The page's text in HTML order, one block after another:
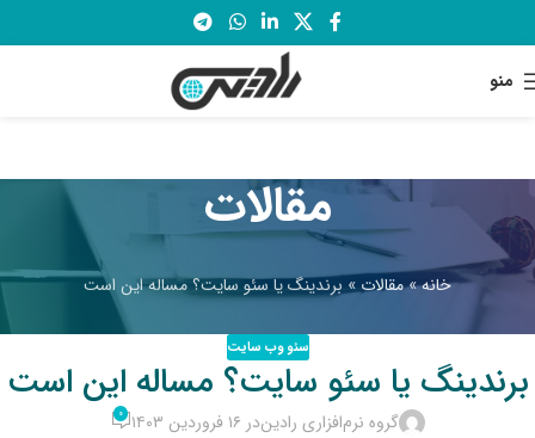
منو
مقالات
خانه»مقالات» برندینگ یا سئو سایت؟ مساله این است
سئو وب سایت
برندینگ یا سئو سایت؟ مساله این است
گروه نرم‌افزاری رادیندر ۱۶ فروردین ۱۴۰۳ ۰